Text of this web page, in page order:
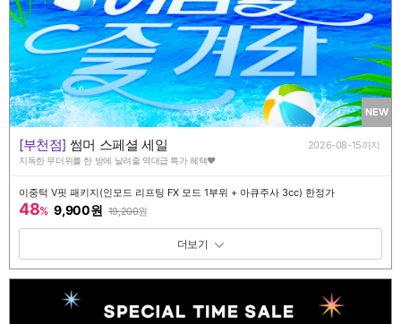
NEW
[부천점] 썸머 스페셜 세일 2026-08-15까지
지독한 무더위를 한 방에 날려줄 역대급 특가 혜택♥️
이중턱 V핏 패키지(인모드 리프팅 FX 모드 1부위 + 아큐주사 3cc) 한정가
48% 9,900원 19,200원
패키지 보기 토글